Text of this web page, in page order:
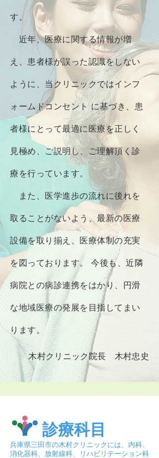
す。
近年、医療に関する情報が増
え、患者様が誤った認識をしない
ように、当クリニックではインフ
ォームドコンセント に基づき、患
者様にとって最適に医療を正しく
見極め、ご説明し、ご理解頂く診
療を行っています。
また、医学進歩の流れに後れを
取ることがないよう、最新の医療
設備を取り揃え、医療体制の充実
を図っております。 今後も、近隣
病院との病診連携をはかり、円滑
な地域医療の発展を目指してまい
ります。
木村クリニック院長 木村忠史
​診療科目
兵庫県三田市の木村クリニックには、内科、
消化器科、放射線科、リハビリテーション科